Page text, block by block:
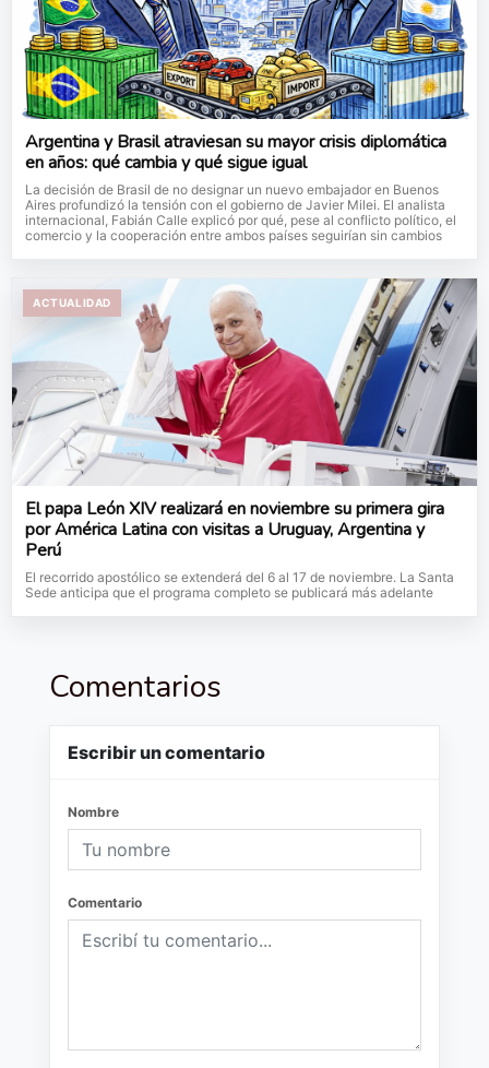
Argentina y Brasil atraviesan su mayor crisis diplomática
en años: qué cambia y qué sigue igual
La decisión de Brasil de no designar un nuevo embajador en Buenos
Aires profundizó la tensión con el gobierno de Javier Milei. El analista
internacional, Fabián Calle explicó por qué, pese al conflicto político, el
comercio y la cooperación entre ambos países seguirían sin cambios
ACTUALIDAD
El papa León XIV realizará en noviembre su primera gira
por América Latina con visitas a Uruguay, Argentina y
Perú
El recorrido apostólico se extenderá del 6 al 17 de noviembre. La Santa
Sede anticipa que el programa completo se publicará más adelante
Comentarios
Escribir un comentario
Nombre
Comentario